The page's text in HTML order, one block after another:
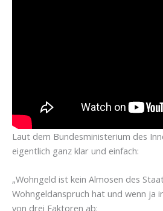
Laut dem Bundesministerium des
eigentlich ganz klar und einfach:
„Wohngeld ist kein Almosen des
Wohngeldanspruch hat und wenn ja
von drei Faktoren ab: